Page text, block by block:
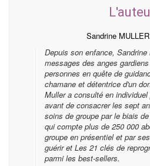
Sandrine MULLER
Depuis son enfance,
messages des anges
personnes en quête de
chamane et détentrice d'un
Muller a consulté en
avant de consacrer les sept
soins de groupe par le biais
qui compte plus de 250 000
groupe en présentiel et par
guérir et Les 21 clés de
parmi les best-sellers.